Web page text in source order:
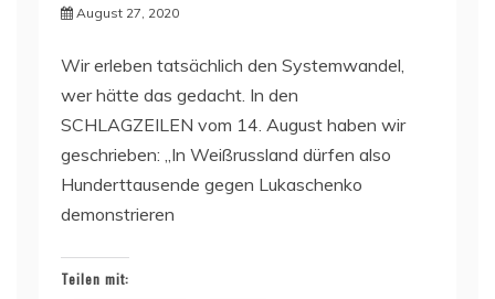
August 27, 2020
Wir erleben tatsächlich den Systemwandel,
wer hätte das gedacht. In den
SCHLAGZEILEN vom 14. August haben wir
geschrieben: „In Weißrussland dürfen also
Hunderttausende gegen Lukaschenko
demonstrieren
Teilen mit: